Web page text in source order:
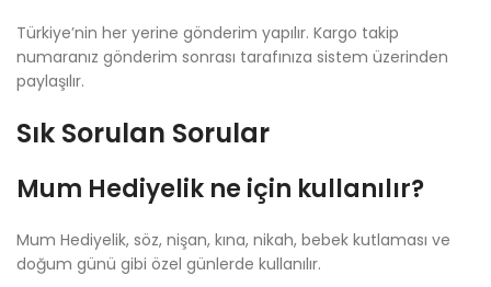
Türkiye’nin her yerine gönderim yapılır. Kargo takip
numaranız gönderim sonrası tarafınıza sistem üzerinden
paylaşılır.
Sık Sorulan Sorular
Mum Hediyelik ne için kullanılır?
Mum Hediyelik, söz, nişan, kına, nikah, bebek kutlaması ve
doğum günü gibi özel günlerde kullanılır.